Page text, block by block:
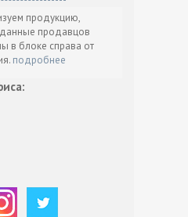
продукцию,
данные продавцов
в блоке справа от
подробнее